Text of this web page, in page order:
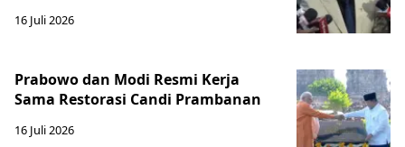
16 Juli 2026
Prabowo dan Modi Resmi Kerja
Sama Restorasi Candi Prambanan
16 Juli 2026